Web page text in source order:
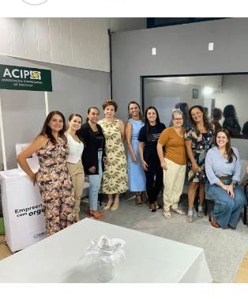
A comissão ESG vai ainda fomentar
promover iniciativas ESG em empresas e
ligados aos mercados de atuação. Além
nivelar o conhecimento sobre o tema
associados, realizar diagnóstico do
manifesto ESG que reafirme o